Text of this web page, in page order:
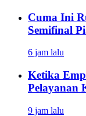
Cuma Ini
Semifinal
6 jam lalu
Ketika
Pelayanan
9 jam lalu